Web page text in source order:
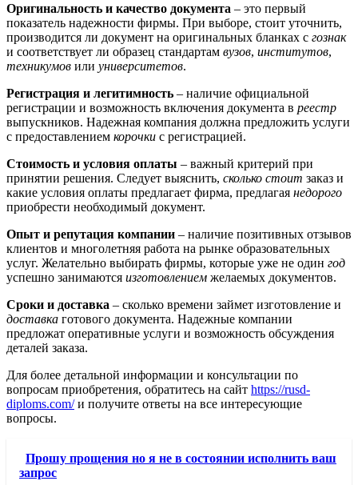
Оригинальность и качество документа – это первый
показатель надежности фирмы. При выборе, стоит уточнить,
производится ли документ на оригинальных бланках с гознак
и соответствует ли образец стандартам вузов, институтов,
техникумов или университетов.
Регистрация и легитимность – наличие официальной
регистрации и возможность включения документа в реестр
выпускников. Надежная компания должна предложить услуги
с предоставлением корочки с регистрацией.
Стоимость и условия оплаты – важный критерий при
принятии решения. Следует выяснить, сколько стоит заказ и
какие условия оплаты предлагает фирма, предлагая недорого
приобрести необходимый документ.
Опыт и репутация компании – наличие позитивных отзывов
клиентов и многолетняя работа на рынке образовательных
услуг. Желательно выбирать фирмы, которые уже не один год
успешно занимаются изготовлением желаемых документов.
Сроки и доставка – сколько времени займет изготовление и
доставка готового документа. Надежные компании
предложат оперативные услуги и возможность обсуждения
деталей заказа.
Для более детальной информации и консультации по
вопросам приобретения, обратитесь на сайт https://rusd-
diploms.com/и получите ответы на все интересующие
вопросы.
Прошу прощения но я не в состоянии исполнить ваш
запрос